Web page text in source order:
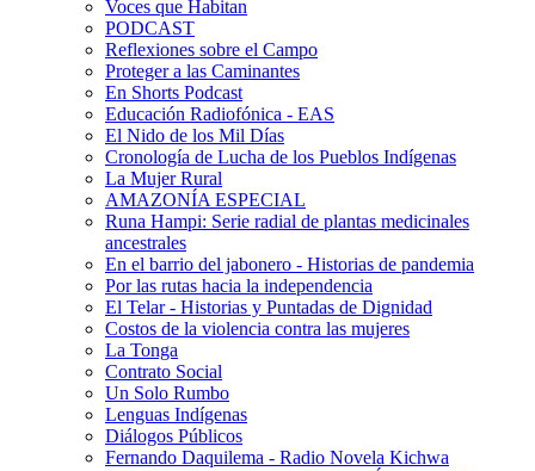
Voces que Habitan
PODCAST
Reflexiones sobre el Campo
Proteger a las Caminantes
En Shorts Podcast
Educación Radiofónica - EAS
El Nido de los Mil Días
Cronología de Lucha de los Pueblos Indígenas
La Mujer Rural
AMAZONÍA ESPECIAL
Runa Hampi: Serie radial de plantas medicinales
ancestrales
En el barrio del jabonero - Historias de pandemia
Por las rutas hacia la independencia
El Telar - Historias y Puntadas de Dignidad
Costos de la violencia contra las mujeres
La Tonga
Contrato Social
Un Solo Rumbo
Lenguas Indígenas
Diálogos Públicos
Fernando Daquilema - Radio Novela Kichwa